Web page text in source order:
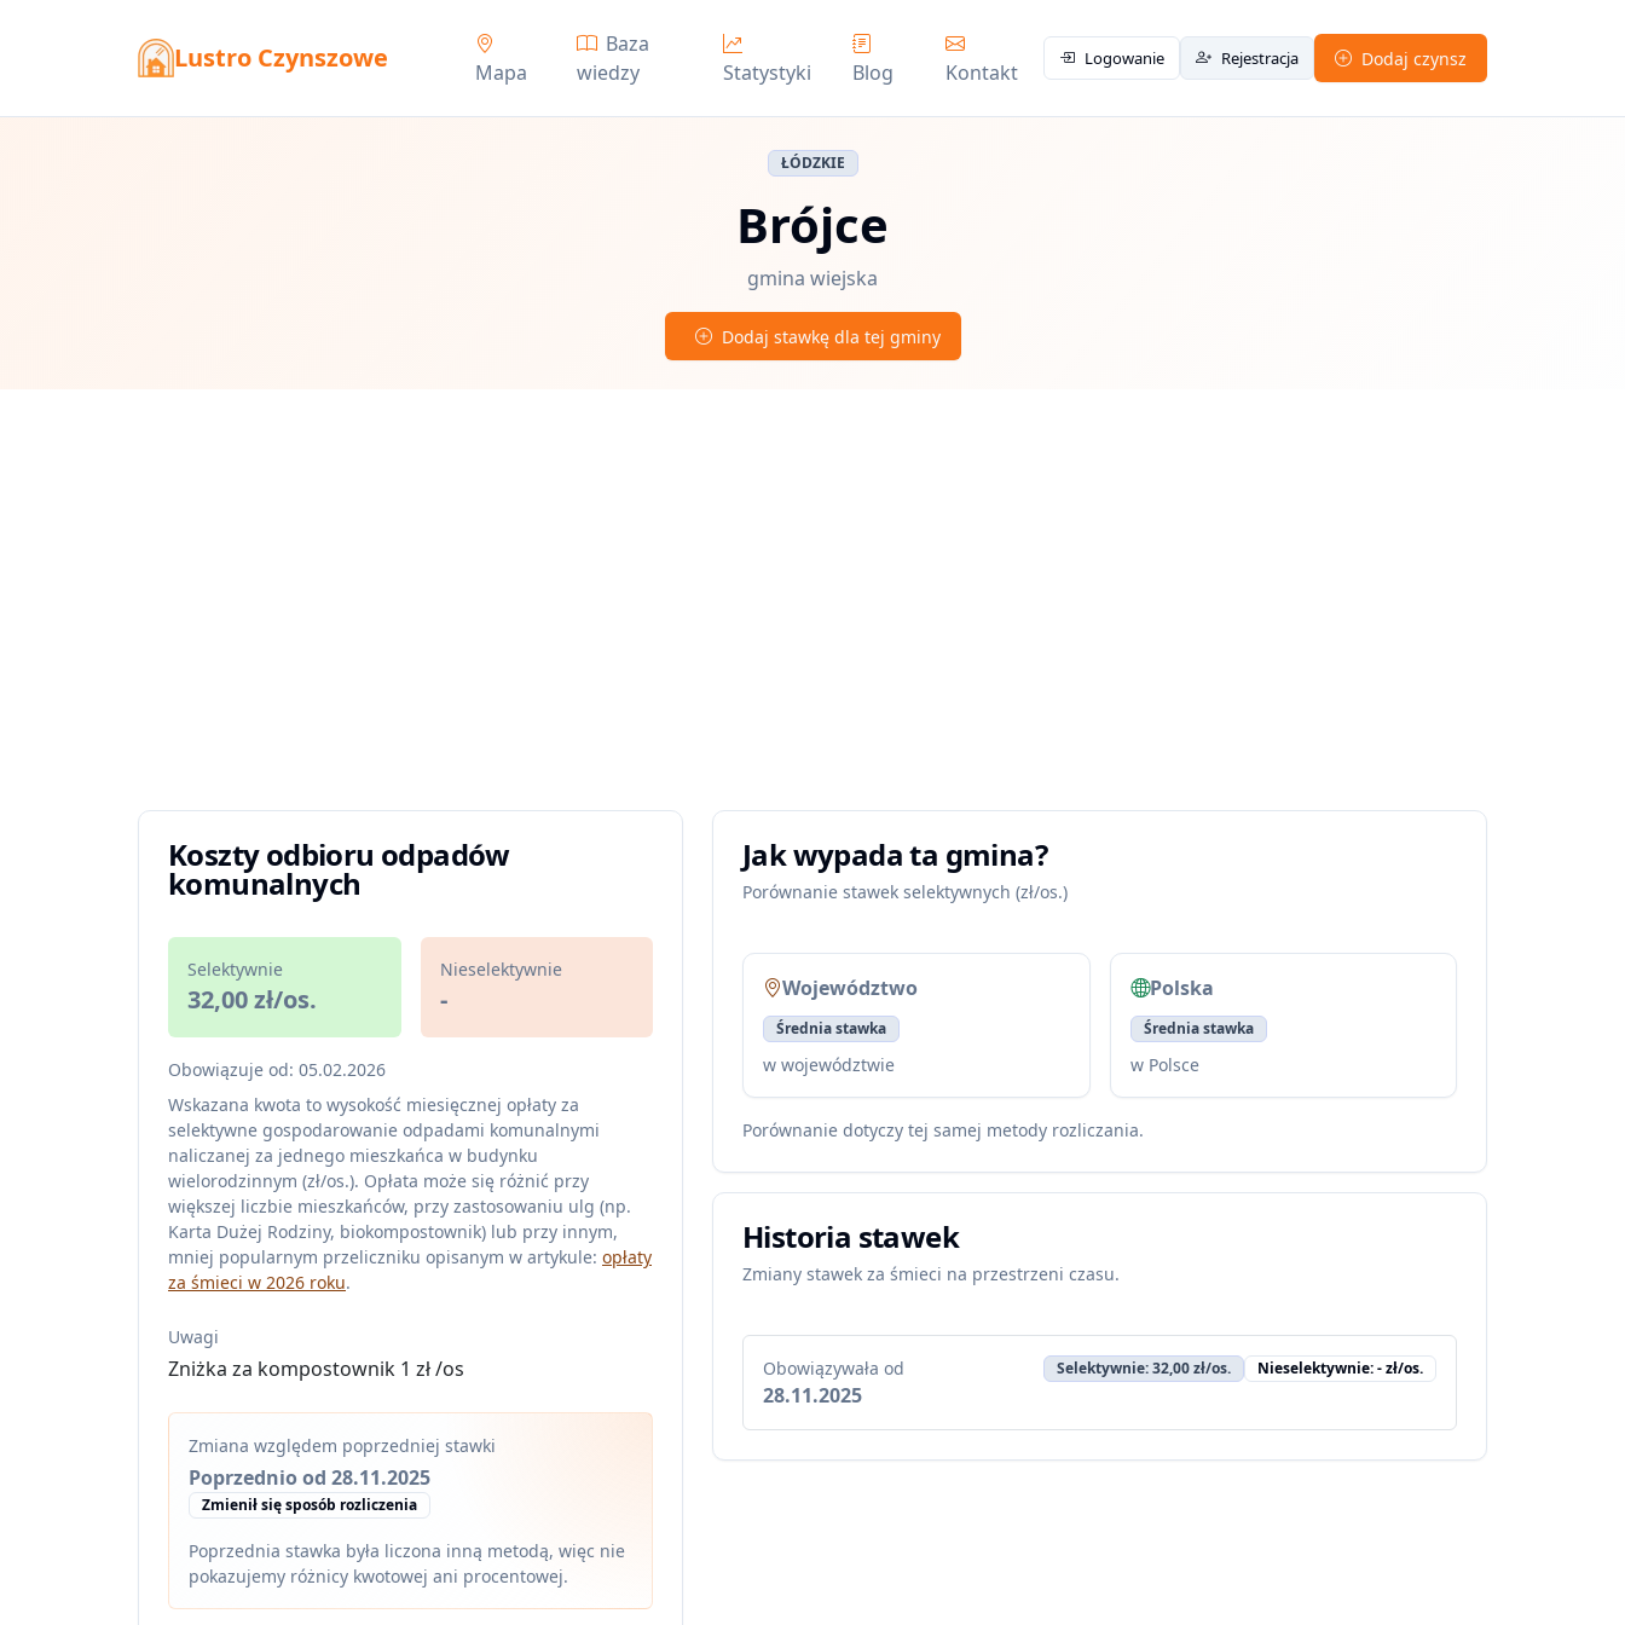
Lustro Czynszowe Mapa
Baza
wiedzy
Statystyki Blog Kontakt
Logowanie Rejestracja Dodaj czynsz
ŁÓDZKIE
Brójce
gmina wiejska
Dodaj stawkę dla tej gminy
Koszty odbioru odpadów
komunalnych
Selektywnie
32,00 zł/os.
Nieselektywnie
-
Obowiązuje od: 05.02.2026
Wskazana kwota to wysokość miesięcznej opłaty za
selektywne gospodarowanie odpadami komunalnymi
naliczanej za jednego mieszkańca w budynku
wielorodzinnym (zł/os.). Opłata może się różnić przy
większej liczbie mieszkańców, przy zastosowaniu ulg (np.
Karta Dużej Rodziny, biokompostownik) lub przy innym,
mniej popularnym przeliczniku opisanym w artykule: opłaty
za śmieci w 2026 roku.
Uwagi
Zniżka za kompostownik 1 zł /os
Zmiana względem poprzedniej stawki
Poprzednio od 28.11.2025
Zmienił się sposób rozliczenia
Poprzednia stawka była liczona inną metodą, więc nie
pokazujemy różnicy kwotowej ani procentowej.
Jak wypada ta gmina?
Porównanie stawek selektywnych (zł/os.)
Województwo
Średnia stawka
w województwie
Polska
Średnia stawka
w Polsce
Porównanie dotyczy tej samej metody rozliczania.
Historia stawek
Zmiany stawek za śmieci na przestrzeni czasu.
Obowiązywała od
28.11.2025
Selektywnie: 32,00 zł/os. Nieselektywnie: - zł/os.